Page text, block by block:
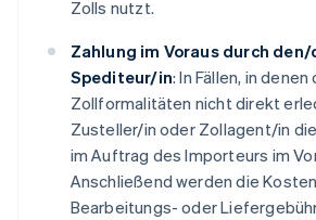
Zolls nutzt.
Zahlung im Voraus durch
Spediteur/in: In Fällen, in
Zollformalitäten nicht direkt
Zusteller/in oder Zollagent/in
im Auftrag des Importeurs im
Anschließend werden die
Bearbeitungs- oder